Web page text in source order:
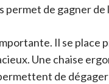
de gagner de
Il se place
Une chaise
de